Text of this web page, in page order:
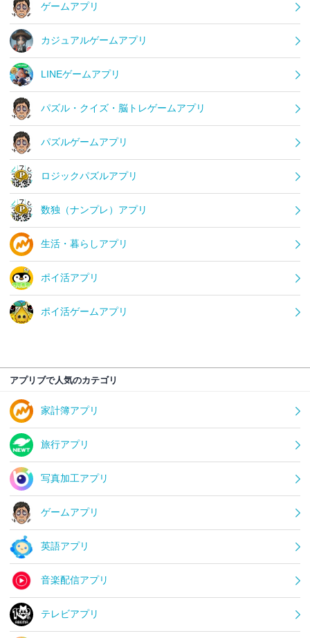
ゲームアプリ
カジュアルゲームアプリ
LINEゲームアプリ
パズル・クイズ・脳トレゲームアプリ
パズルゲームアプリ
ロジックパズルアプリ
数独（ナンプレ）アプリ
生活・暮らしアプリ
ポイ活アプリ
ポイ活ゲームアプリ
アプリブで人気のカテゴリ
家計簿アプリ
旅行アプリ
写真加工アプリ
ゲームアプリ
英語アプリ
音楽配信アプリ
テレビアプリ